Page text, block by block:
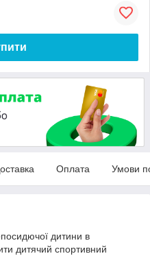
Оплата Умови
дитини в
дитячий спортивний